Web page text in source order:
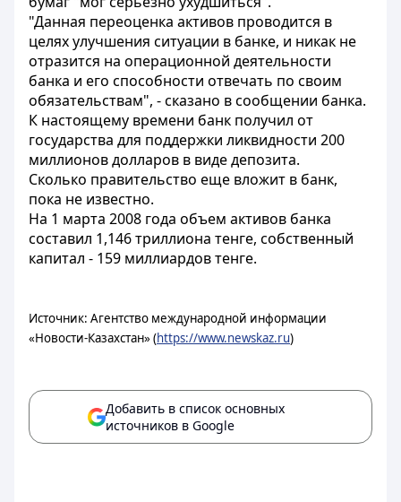
"Данная переоценка активов проводится в
целях улучшения ситуации в банке, и никак не
отразится на операционной деятельности
банка и его способности отвечать по своим
обязательствам", - сказано в сообщении банка.
К настоящему времени банк получил от
государства для поддержки ликвидности 200
миллионов долларов в виде депозита.
Сколько правительство еще вложит в банк,
пока не известно.
На 1 марта 2008 года объем активов банка
составил 1,146 триллиона тенге, собственный
капитал - 159 миллиардов тенге.
Источник: Агентство международной информации
«Новости-Казахстан» (https://www.newskaz.ru)
Добавить в список основных
источников в Google